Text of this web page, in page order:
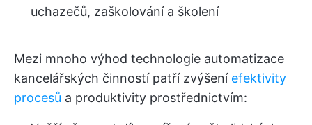
uchazečů, zaškolování a školení
Mezi mnoho výhod technologie automatizace
kancelářských činností patří zvýšení efektivity
procesů a produktivity prostřednictvím: